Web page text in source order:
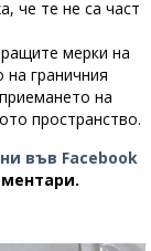
че те не са част
мерки на
на граничния
на
пространство.
във Facebook